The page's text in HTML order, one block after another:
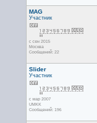
MAG
Участник
с сен 2015
Москва
Сообщений: 22
Slider
Участник
с мар 2007
UMKK
Сообщений: 196